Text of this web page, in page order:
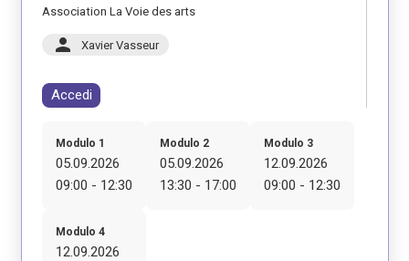
Association La Voie des arts
person Xavier Vasseur
Accedi
Modulo 1
05.09.2026
09:00 - 12:30
Modulo 2
05.09.2026
13:30 - 17:00
Modulo 3
12.09.2026
09:00 - 12:30
Modulo 4
12.09.2026